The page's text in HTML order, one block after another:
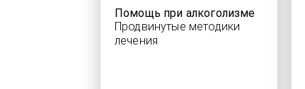
Помощь при алкоголизме
Продвинутые методики
лечения